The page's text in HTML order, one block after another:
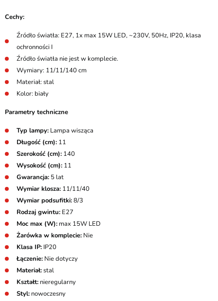
Cechy:
Źródło światła: E27, 1x max 15W LED, ~230V, 50Hz, IP20, klasa
ochronności I
Źródło światła nie jest w komplecie.
Wymiary: 11/11/140 cm
Materiał: stal
Kolor: biały
Parametry techniczne
Typ lampy: Lampa wisząca
Długość (cm): 11
Szerokość (cm): 140
Wysokość (cm): 11
Gwarancja: 5 lat
Wymiar klosza: 11/11/40
Wymiar podsufitki:8/3
Rodzaj gwintu: E27
Moc max (W): max 15W LED
Żarówka w komplecie: Nie
Klasa IP: IP20
Łączenie: Nie dotyczy
Materiał:stal
Kształt: nieregularny
Styl: nowoczesny